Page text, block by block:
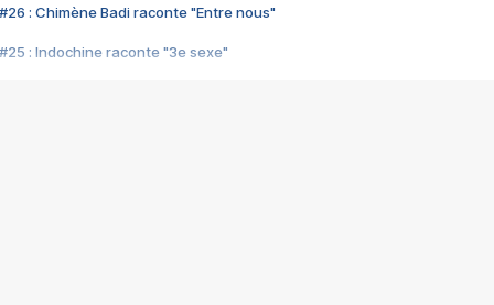
#26 : Chimène Badi raconte "Entre nous"
#25 : Indochine raconte "3e sexe"